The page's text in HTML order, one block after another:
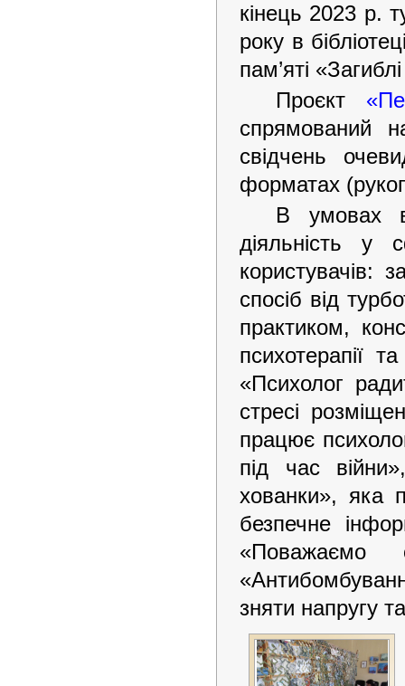
кінець 2023 р.
року в
пам’яті
Проєкт
спрямований
свідчень
форматах
В умовах
діяльність у
користувачів:
спосіб від
практиком,
психотерапії
«Психолог
стресі
працює
під час
хованки», яка
безпечне
«Поважаємо
зняти напругу